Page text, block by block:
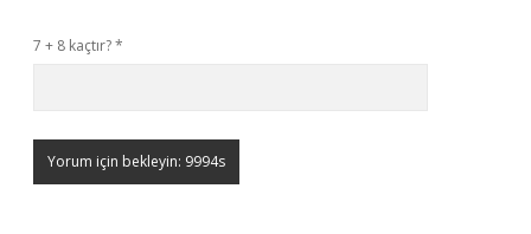
7 + 8 kaçtır?*